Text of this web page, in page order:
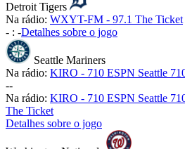
Detroit Tigers
Na rádio: WXYT-FM - 97.1 The Ticket
- : -Detalhes sobre o jogo
Seattle Mariners
Na rádio: KIRO - 710 ESPN Seattle
--
Na rádio: KIRO - 710 ESPN Seattle
The Ticket
Detalhes sobre o jogo